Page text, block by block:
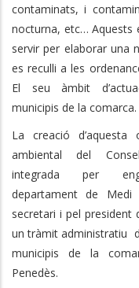
contaminats, i
nocturna, etc… Aquests
servir per elaborar una
es reculli a les
El seu àmbit
municipis de la comarca.
La creació d’aquesta
ambiental del
integrada per
departament de Medi
secretari i pel president
un tràmit administratiu
municipis de la
Penedès.